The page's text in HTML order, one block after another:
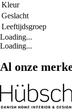
Kleur
Geslacht
Leeftijdsgroep
Loading...
Loading...
Al onze